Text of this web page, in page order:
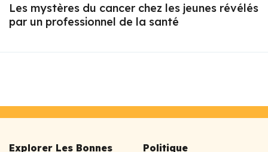
Les mystères du cancer chez les jeunes révélés
par un professionnel de la santé
Explorer Les Bonnes Politique